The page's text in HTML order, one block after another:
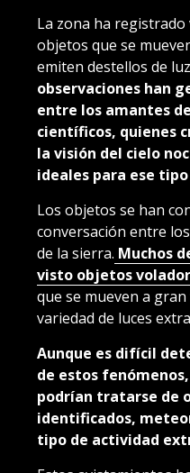
La zona ha
objetos que se
emiten destellos de
observaciones han
entre los amantes
científicos, quienes
la visión del cielo
ideales para ese
Los objetos se han
conversación entre
de la sierra. Muchos
visto objetos
que se mueven a
variedad de luces
Aunque es difícil
de estos
podrían tratarse de
identificados,
tipo de actividad